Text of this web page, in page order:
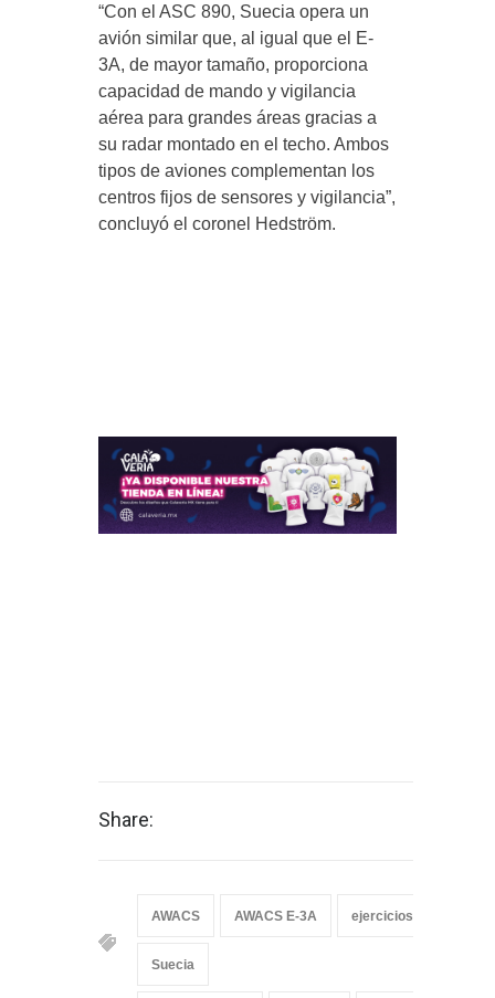
“Con el ASC 890, Suecia opera un
avión similar que, al igual que el E-
3A, de mayor tamaño, proporciona
capacidad de mando y vigilancia
aérea para grandes áreas gracias a
su radar montado en el techo. Ambos
tipos de aviones complementan los
centros fijos de sensores y vigilancia”,
concluyó el coronel Hedström.
Share:
AWACS AWACS E-3A ejercicios OTAN
Suecia